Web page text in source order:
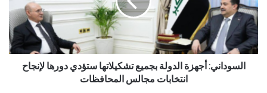
السوداني: أجهزة الدولة بجميع تشكيلاتها ستؤدي دورها لإنجاح
انتخابات مجالس المحافظات‬